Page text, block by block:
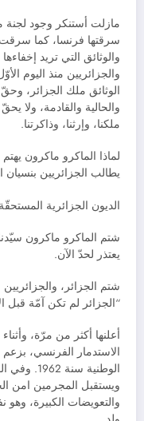
مازلت أستنكر وجود لجنة
سرقتها فرنسا، كما
والوثائق التي تريد
الوثائق ملك الجزائر،
والحالية والقادمة، ولا
ملكنا، وإرثنا، وذاكرتنا.
لماذا الماكرو ماكرون يهتم
يطالب الجزائريين
الديون الجزائرية
شتم الماكرو ماكرون
يعتذر لحدّ الآن.
شتم الجزائر،
“الجزائر لم تكن آمّة قبل
أعلنها أكثر من مرّة،
الاستدمار الفرنسي، بزعم
الوطنية
ويستقبل المجرمين امن
والتعويضات الكبيرة،